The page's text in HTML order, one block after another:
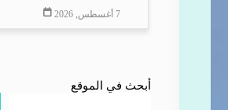
7 أغسطس, 2026
أبحث في الموقع